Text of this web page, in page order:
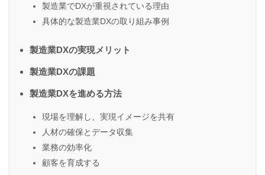
製造業でDXが重視されている理由
具体的な製造業DXの取り組み事例
製造業DXの実現メリット
製造業DXの課題
製造業DXを進める方法
現場を理解し、実現イメージを共有
人材の確保とデータ収集
業務の効率化
顧客を育成する